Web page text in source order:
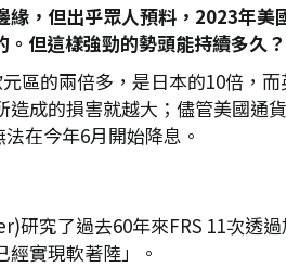
緣，但出乎眾人預料，2023年美
但這樣強勁的勢頭能持續多久？
區的兩倍多，是日本的10倍，
成的損害就越大；儘管美國
在今年6月開始降息。
究了過去60年來FRS 11次透
實現軟著陸」。